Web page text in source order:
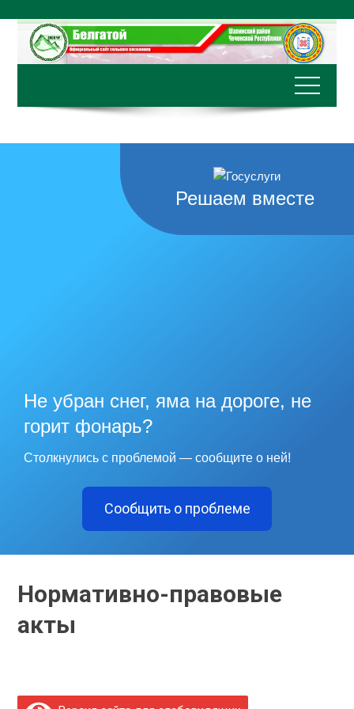
содержимому
Решаем вместе
Не убран снег, яма на дороге, не
горит фонарь?
Столкнулись с проблемой — сообщите о ней!
Сообщить о проблеме
Нормативно-правовые
акты